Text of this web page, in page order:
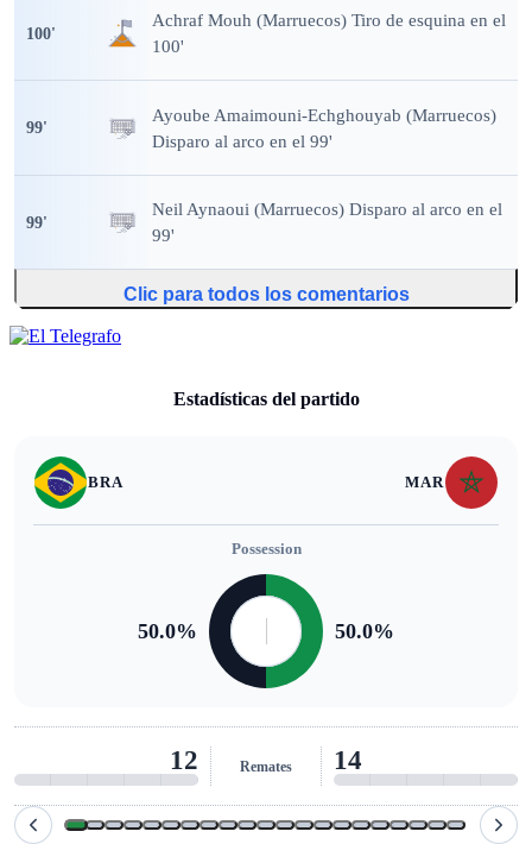
100'
Achraf Mouh (Marruecos) Tiro de esquina en el
100'
99'
Ayoube Amaimouni-Echghouyab (Marruecos)
Disparo al arco en el 99'
99'
Neil Aynaoui (Marruecos) Disparo al arco en el
99'
Clic para todos los comentarios
Estadísticas del partido
BRA MAR
Possession
50.0% 50.0%
12 Remates 14